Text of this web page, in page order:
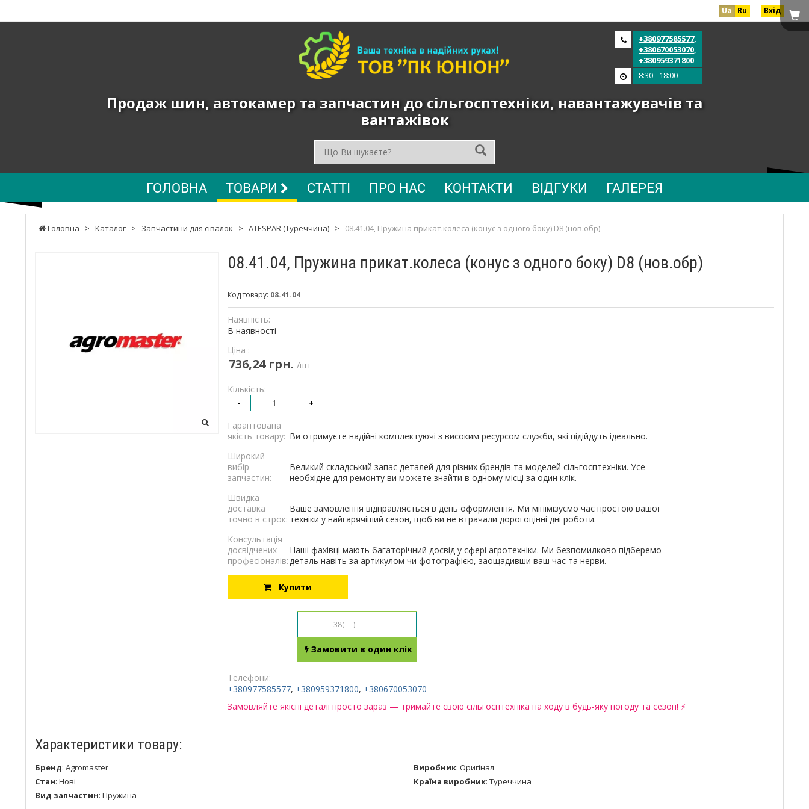
Ua Ru Вхід
та
запчастин
сільгосптехніки,
+380977585577,
+380670053070,
+380959371800
8:30 - 18:00
Продаж шин, автокамер та запчастин до сільгосптехніки, навантажувачів та
вантажівок
ГОЛОВНА ТОВАРИ СТАТТІ ПРО НАС КОНТАКТИ ВІДГУКИ ГАЛЕРЕЯ
Головна > Каталог > Запчастини для сівалок > ATESPAR (Туреччина) > 08.41.04, Пружина прикат.колеса (конус з одного боку) D8 (нов.обр)
08.41.04, Пружина прикат.колеса (конус з одного боку) D8 (нов.обр)
Код товару: 08.41.04
Наявність:
В наявності
Ціна :
736,24 грн. /шт
Кількість:
- +
Гарантована
якість товару: Ви отримуєте надійні комплектуючі з високим ресурсом служби, які підійдуть ідеально.
Широкий
вибір
запчастин:
Великий складський запас деталей для різних брендів та моделей сільгосптехніки. Усе
необхідне для ремонту ви можете знайти в одному місці за один клік.
Швидка
доставка
точно в строк:
Ваше замовлення відправляється в день оформлення. Ми мінімізуємо час простою вашої
техніки у найгарячіший сезон, щоб ви не втрачали дорогоцінні дні роботи.
Консультація
досвідчених
професіоналів:
Наші фахівці мають багаторічний досвід у сфері агротехніки. Ми безпомилково підберемо
деталь навіть за артикулом чи фотографією, заощадивши ваш час та нерви.
Купити
Замовити в один клік
Телефони:
+380977585577, +380959371800, +380670053070
Замовляйте якісні деталі просто зараз — тримайте свою сільгосптехніка на ходу в будь-яку погоду та сезон! ⚡
Характеристики товару:
Бренд: Agromaster Виробник: Оригінал
Стан: Нові Країна виробник: Туреччина
Вид запчастин: Пружина